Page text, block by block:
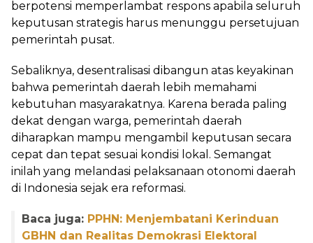
berpotensi memperlambat respons apabila seluruh
keputusan strategis harus menunggu persetujuan
pemerintah pusat.
Sebaliknya, desentralisasi dibangun atas keyakinan
bahwa pemerintah daerah lebih memahami
kebutuhan masyarakatnya. Karena berada paling
dekat dengan warga, pemerintah daerah
diharapkan mampu mengambil keputusan secara
cepat dan tepat sesuai kondisi lokal. Semangat
inilah yang melandasi pelaksanaan otonomi daerah
di Indonesia sejak era reformasi.
Baca juga: PPHN: Menjembatani Kerinduan
GBHN dan Realitas Demokrasi Elektoral